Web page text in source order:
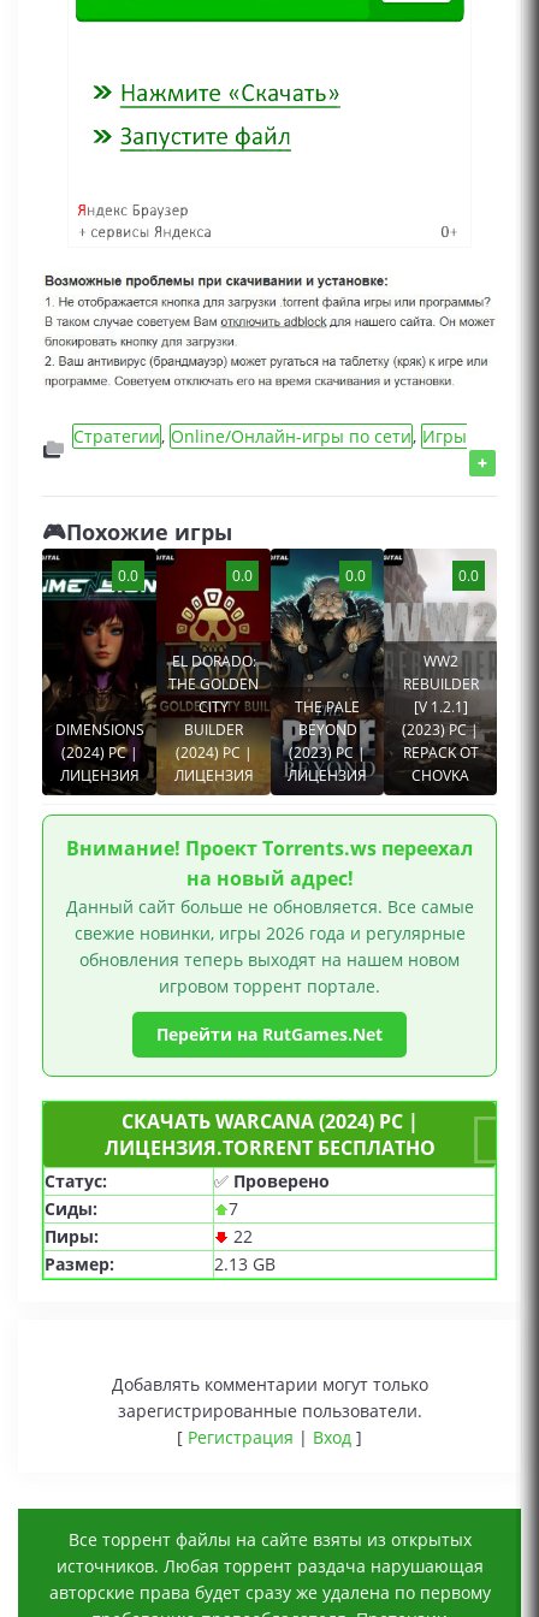
Стратегии, Online/Онлайн-игры по сети, Игры
+
🎮Похожие игры
0.0
DIMENSIONS
(2024) PC |
ЛИЦЕНЗИЯ
0.0
EL DORADO:
THE GOLDEN
CITY
BUILDER
(2024) PC |
ЛИЦЕНЗИЯ
0.0
THE PALE
BEYOND
(2023) PC |
ЛИЦЕНЗИЯ
0.0
WW2
REBUILDER
[V 1.2.1]
(2023) PC |
REPACK ОТ
CHOVKA
Внимание! Проект Torrents.ws переехал
на новый адрес!
Данный сайт больше не обновляется. Все самые
свежие новинки, игры 2026 года и регулярные
обновления теперь выходят на нашем новом
игровом торрент портале.
Перейти на RutGames.Net
СКАЧАТЬ WARCANA (2024) PC |
ЛИЦЕНЗИЯ.TORRENT БЕСПЛАТНО
Статус: ✅ Проверено
Сиды:
7
Пиры:
22
Размер:
2.13 GB
Добавлять комментарии могут только
зарегистрированные пользователи.
[ Регистрация | Вход ]
Все торрент файлы на сайте взяты из открытых
источников. Любая торрент раздача нарушающая
авторские права будет сразу же удалена по первому